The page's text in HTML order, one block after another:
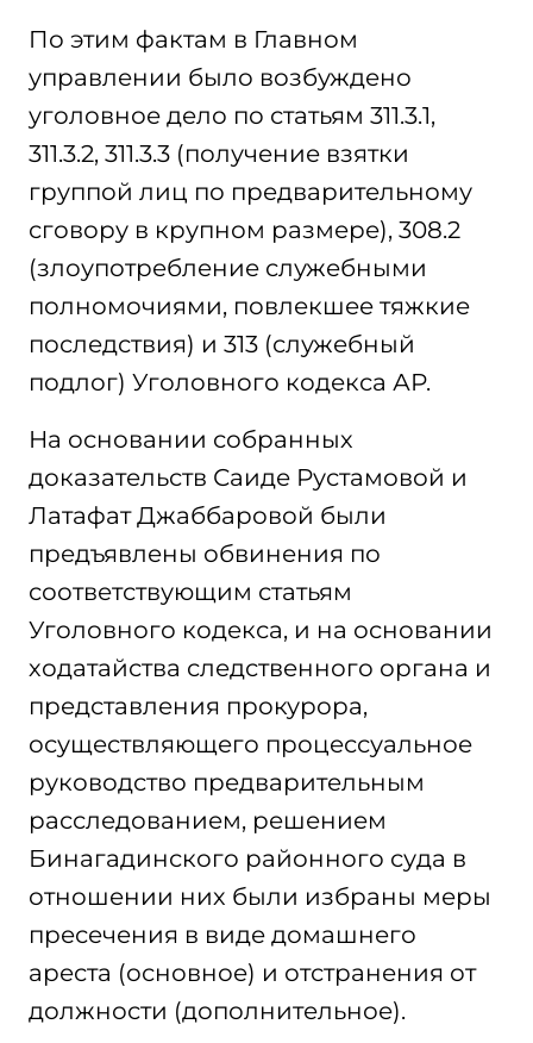
По этим фактам в Главном
управлении было возбуждено
уголовное дело по статьям 311.3.1,
311.3.2, 311.3.3 (получение взятки
группой лиц по предварительному
сговору в крупном размере), 308.2
(злоупотребление служебными
полномочиями, повлекшее тяжкие
последствия) и 313 (служебный
подлог) Уголовного кодекса АР.
На основании собранных
доказательств Саиде Рустамовой и
Латафат Джаббаровой были
предъявлены обвинения по
соответствующим статьям
Уголовного кодекса, и на основании
ходатайства следственного органа и
представления прокурора,
осуществляющего процессуальное
руководство предварительным
расследованием, решением
Бинагадинского районного суда в
отношении них были избраны меры
пресечения в виде домашнего
ареста (основное) и отстранения от
должности (дополнительное).